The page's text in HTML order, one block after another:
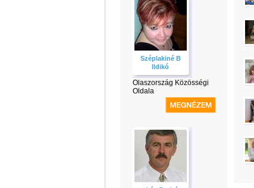
Széplakiné B
Ildikó
Olaszország Közösségi
Oldala